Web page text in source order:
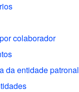
colaborador
da entidade patronal